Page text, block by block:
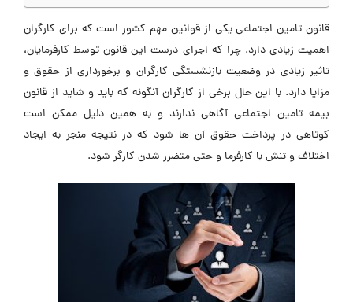
قانون تامین اجتماعی یکی از قوانین مهم کشور است که برای کارگران
اهمیت زیادی دارد. چرا که اجرای درست این قانون توسط کارفرمایان،
تاثیر زیادی در وضعیت بازنشستگی کارگران و برخورداری از حقوق و
مزایا دارد. با این حال برخی از کارگران آنگونه که باید و شاید از قانون
بیمه تامین اجتماعی آگاهی ندارند و به همین دلیل ممکن است
کوتاهی در پرداخت حقوق آن ها شود که در نتیجه منجر به ایجاد
اختلاف و تنش با کارفرما و حتی متضرر شدن کارگر شود.